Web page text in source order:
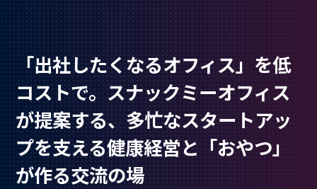
「出社したくなるオフィス」を低
コストで。スナックミーオフィス
が提案する、多忙なスタートアッ
プを支える健康経営と「おやつ」
が作る交流の場